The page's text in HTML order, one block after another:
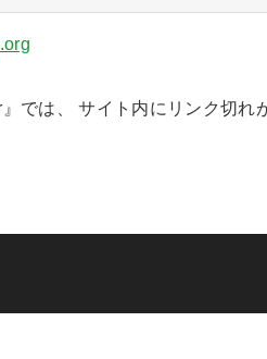
では、 サイト内にリンク切れ